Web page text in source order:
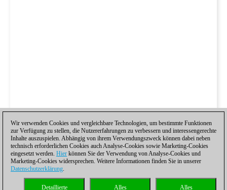
Wir verwenden Cookies und vergleichbare Technologien, um bestimmte Funktionen
zur Verfügung zu stellen, die Nutzererfahrungen zu verbessern und interessengerechte
Inhalte auszuspielen. Abhängig von ihrem Verwendungszweck können dabei neben
technisch erforderlichen Cookies auch Analyse-Cookies sowie Marketing-Cookies
eingesetzt werden. Hier können Sie der Verwendung von Analyse-Cookies und
Marketing-Cookies widersprechen. Weitere Informationen finden Sie in unserer
Datenschutzerklärung.
Alles
Alles
Detaillierte